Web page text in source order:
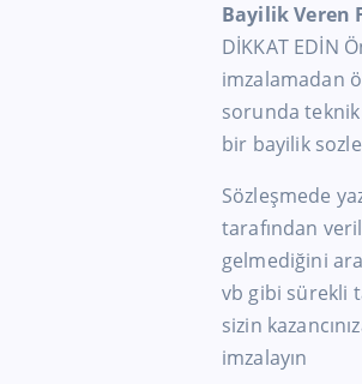
Bayilik Veren
DİKKAT EDİN
imzalamadan
sorunda teknik
bir bayilik
Sözleşmede
tarafından
gelmediğini
vb gibi sürekli
sizin
imzalayın